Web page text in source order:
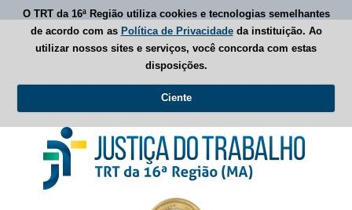
O TRT da 16ª Região utiliza cookies e tecnologias semelhantes
de acordo com as Política de Privacidadeda instituição. Ao
utilizar nossos sites e serviços, você concorda com estas
disposições.
Ciente